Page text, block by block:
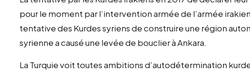
pour le moment par l’intervention armée de l’armée
tentative des Kurdes syriens de construire une région
syrienne a causé une levée de bouclier à Ankara.
La Turquie voit toutes ambitions d’autodétermination